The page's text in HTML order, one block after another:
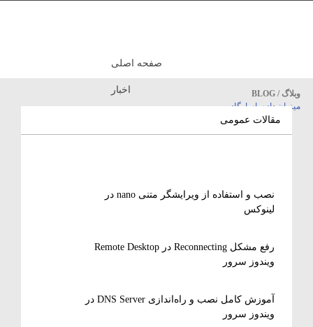
وبلاگ / BLOG
میزبان داده پاسارگاد
صفحه اصلی
اخبار
مقالات عمومی
نصب و استفاده از ویرایشگر متنی nano در
لینوکس
رفع مشکل Reconnecting در Remote Desktop
ویندوز سرور
آموزش کامل نصب و راه‌اندازی DNS Server در
ویندوز سرور